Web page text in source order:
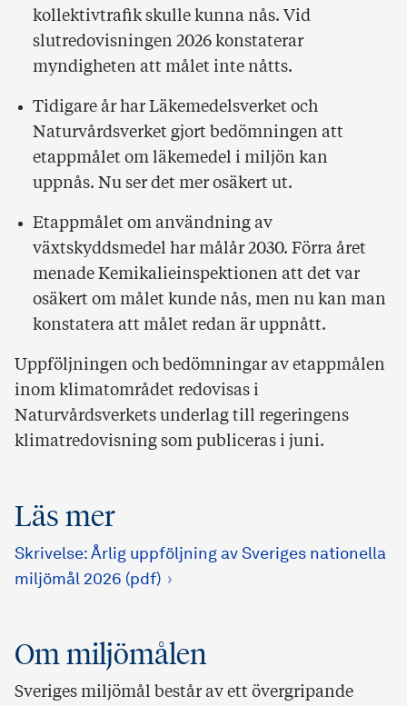
kollektivtrafik skulle kunna nås. Vid
slutredovisningen 2026 konstaterar
myndigheten att målet inte nåtts.
Tidigare år har Läkemedelsverket och
Naturvårdsverket gjort bedömningen att
etappmålet om läkemedel i miljön kan
uppnås. Nu ser det mer osäkert ut.
Etappmålet om användning av
växtskyddsmedel har målår 2030. Förra året
menade Kemikalieinspektionen att det var
osäkert om målet kunde nås, men nu kan man
konstatera att målet redan är uppnått.
Uppföljningen och bedömningar av etappmålen
inom klimatområdet redovisas i
Naturvårdsverkets underlag till regeringens
klimatredovisning som publiceras i juni.
Läs mer
Skrivelse: Årlig uppföljning av Sveriges nationella
miljömål 2026 (pdf)
Om miljömålen
Sveriges miljömål består av ett övergripande